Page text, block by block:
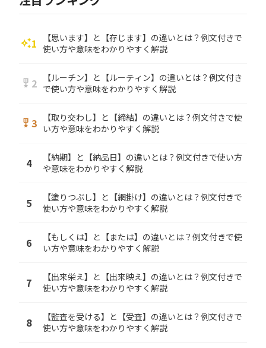
auto_awesome1
【思います】と【存じます】の違いとは？例文付きで
使い方や意味をわかりやすく解説
military_tech 2
【ルーチン】と【ルーティン】の違いとは？例文付き
で使い方や意味をわかりやすく解説
military_tech 3
【取り交わし】と【締結】の違いとは？例文付きで使
い方や意味をわかりやすく解説
4
【納期】と【納品日】の違いとは？例文付きで使い方
や意味をわかりやすく解説
5
【塗りつぶし】と【網掛け】の違いとは？例文付きで
使い方や意味をわかりやすく解説
6
【もしくは】と【または】の違いとは？例文付きで使
い方や意味をわかりやすく解説
7
【出来栄え】と【出来映え】の違いとは？例文付きで
使い方や意味をわかりやすく解説
8
【監査を受ける】と【受査】の違いとは？例文付きで
使い方や意味をわかりやすく解説